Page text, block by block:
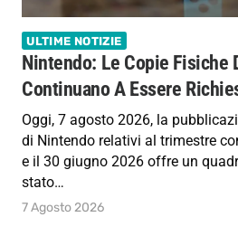
ULTIME NOTIZIE
Nintendo: Le Copie Fisiche
Continuano A Essere
Oggi, 7 agosto 2026, la
di Nintendo relativi al trimestre
e il 30 giugno 2026 offre un
stato…
7 Agosto 2026